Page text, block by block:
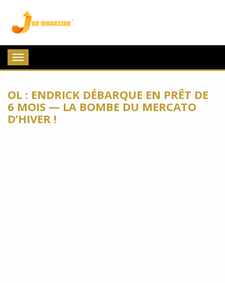
Toggle
navigation
OL : ENDRICK DÉBARQUE EN PRÊT DE
6 MOIS — LA BOMBE DU MERCATO
D’HIVER !